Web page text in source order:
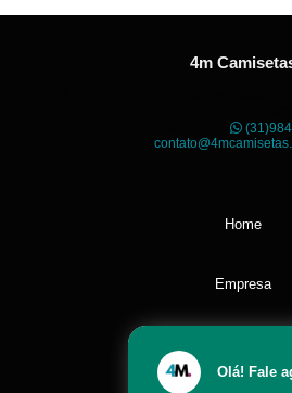
4m
Home
Empresa
Olá! Fale